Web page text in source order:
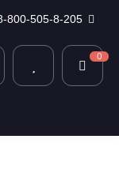
800-505-8-205
0